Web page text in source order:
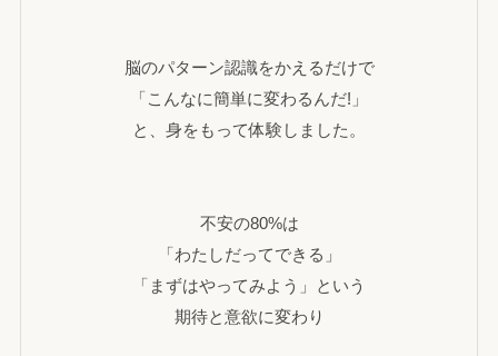
脳のパターン認識をかえるだけで
「こんなに簡単に変わるんだ!」
と、身をもって体験しました。
不安の80%は
「わたしだってできる」
「まずはやってみよう」という
期待と意欲に変わり